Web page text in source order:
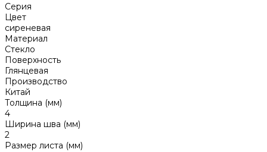
Серия
Цвет
сиреневая
Материал
Стекло
Поверхность
Глянцевая
Производство
Китай
Толщина (мм)
4
Ширина шва (мм)
2
Размер листа (мм)